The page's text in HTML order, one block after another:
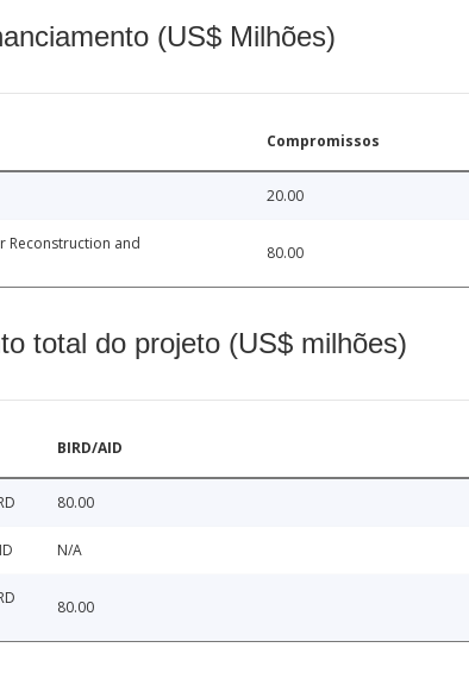
(US$ Milhões)
Compromissos
20.00
Reconstruction and
80.00
total do projeto (US$ milhões)
BIRD/AID
80.00
N/A
80.00